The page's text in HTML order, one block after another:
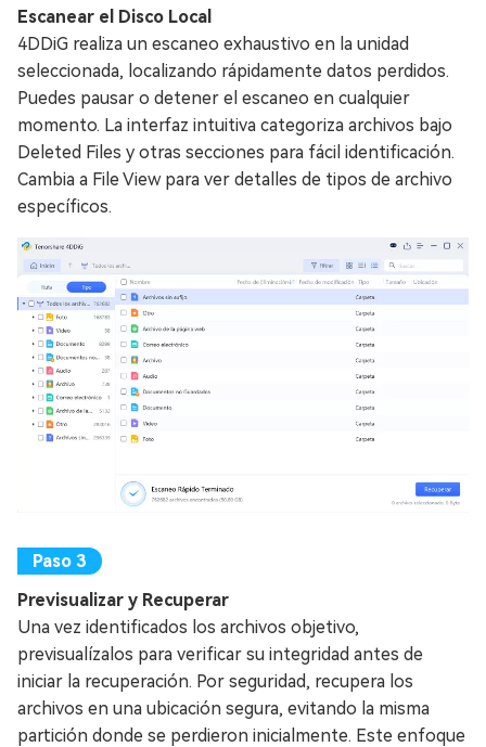
Escanear el Disco Local
4DDiG realiza un escaneo exhaustivo en la unidad
seleccionada, localizando rápidamente datos perdidos.
Puedes pausar o detener el escaneo en cualquier
momento. La interfaz intuitiva categoriza archivos bajo
Deleted Files y otras secciones para fácil identificación.
Cambia a File View para ver detalles de tipos de archivo
específicos.
Previsualizar y Recuperar
Una vez identificados los archivos objetivo,
previsualízalos para verificar su integridad antes de
iniciar la recuperación. Por seguridad, recupera los
archivos en una ubicación segura, evitando la misma
partición donde se perdieron inicialmente. Este enfoque